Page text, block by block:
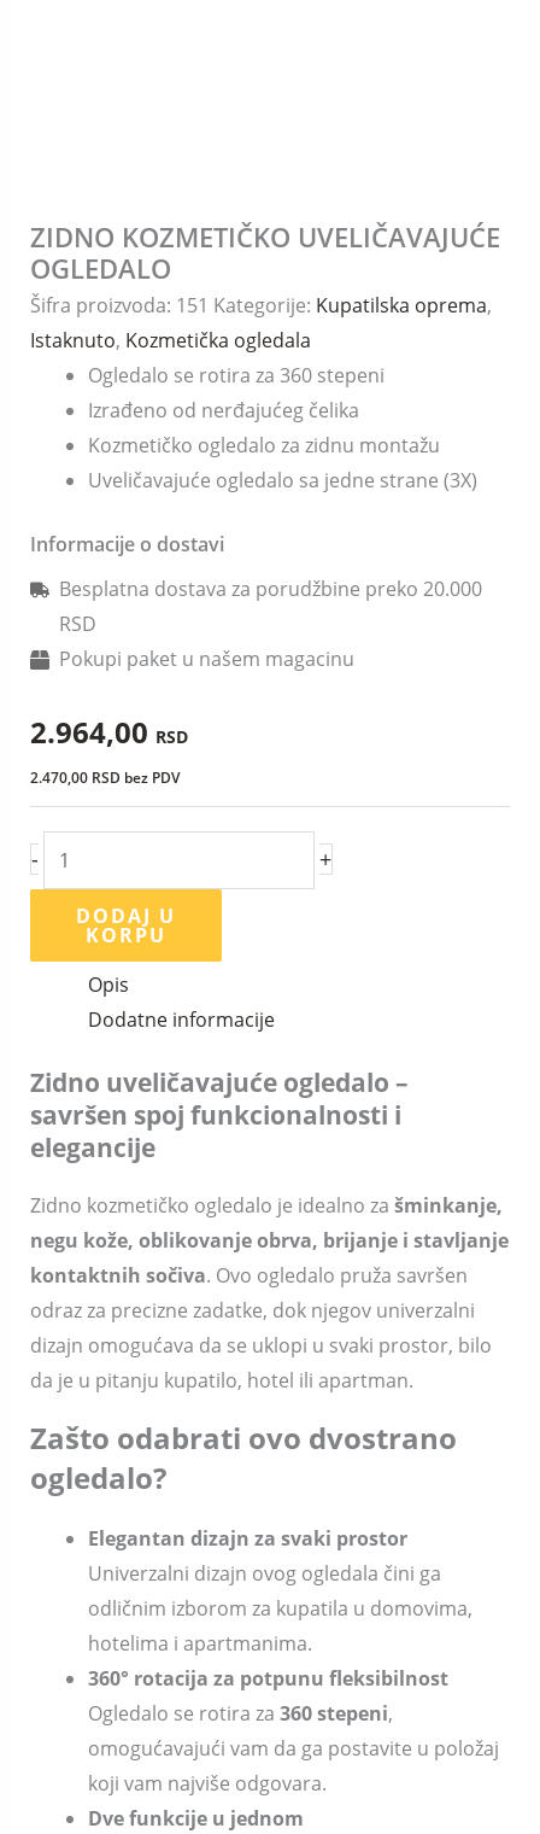
ZIDNO KOZMETIČKO UVELIČAVAJUĆE
OGLEDALO
Šifra proizvoda: 151 Kategorije: Kupatilska oprema,
Istaknuto, Kozmetička ogledala
Ogledalo se rotira za 360 stepeni
Izrađeno od nerđajućeg čelika
Kozmetičko ogledalo za zidnu montažu
Uveličavajuće ogledalo sa jedne strane (3X)
Informacije o dostavi
Besplatna dostava za porudžbine preko 20.000
RSD
Pokupi paket u našem magacinu
2.964,00 RSD
2.470,00 RSD bez PDV
-
ZIDNO
KOZMETIČKO
UVELIČAVAJUĆE
OGLEDALO
količina
+
DODAJ U
KORPU
Opis
Dodatne informacije
Zidno uveličavajuće ogledalo –
savršen spoj funkcionalnosti i
elegancije
Zidno kozmetičko ogledalo je idealno za šminkanje,
negu kože, oblikovanje obrva, brijanje i stavljanje
kontaktnih sočiva. Ovo ogledalo pruža savršen
odraz za precizne zadatke, dok njegov univerzalni
dizajn omogućava da se uklopi u svaki prostor, bilo
da je u pitanju kupatilo, hotel ili apartman.
Zašto odabrati ovo dvostrano
ogledalo?
Elegantan dizajn za svaki prostor
Univerzalni dizajn ovog ogledala čini ga
odličnim izborom za kupatila u domovima,
hotelima i apartmanima.
360° rotacija za potpunu fleksibilnost
Ogledalo se rotira za 360 stepeni,
omogućavajući vam da ga postavite u položaj
koji vam najviše odgovara.
Dve funkcije u jednom